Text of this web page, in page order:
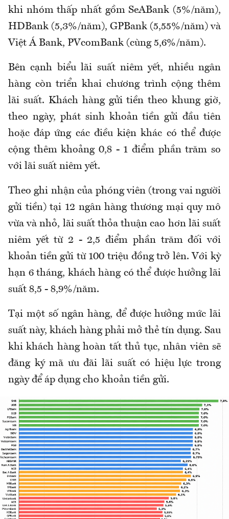
khi nhóm thấp nhất gồm SeABank (5%/năm),
HDBank (5,3%/năm), GPBank (5,55%/năm) và
Việt Á Bank, PVcomBank (cùng 5,6%/năm).
Bên cạnh biểu lãi suất niêm yết, nhiều ngân
hàng còn triển khai chương trình cộng thêm
lãi suất. Khách hàng gửi tiền theo khung giờ,
theo ngày, phát sinh khoản tiền gửi đầu tiên
hoặc đáp ứng các điều kiện khác có thể được
cộng thêm khoảng 0,8 - 1 điểm phần trăm so
với lãi suất niêm yết.
Theo ghi nhận của phóng viên (trong vai người
gửi tiền) tại 12 ngân hàng thương mại quy mô
vừa và nhỏ, lãi suất thỏa thuận cao hơn lãi suất
niêm yết từ 2 - 2,5 điểm phần trăm đối với
khoản tiền gửi từ 100 triệu đồng trở lên. Với kỳ
hạn 6 tháng, khách hàng có thể được hưởng lãi
suất 8,5 - 8,9%/năm.
Tại một số ngân hàng, để được hưởng mức lãi
suất này, khách hàng phải mở thẻ tín dụng. Sau
khi khách hàng hoàn tất thủ tục, nhân viên sẽ
đăng ký mã ưu đãi lãi suất có hiệu lực trong
ngày để áp dụng cho khoản tiền gửi.